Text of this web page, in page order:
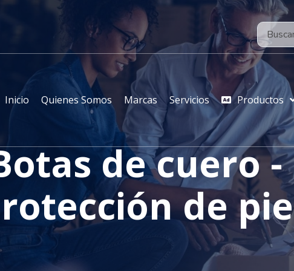
Inicio Quienes Somos Marcas Servicios Productos
de cuero -
de pie